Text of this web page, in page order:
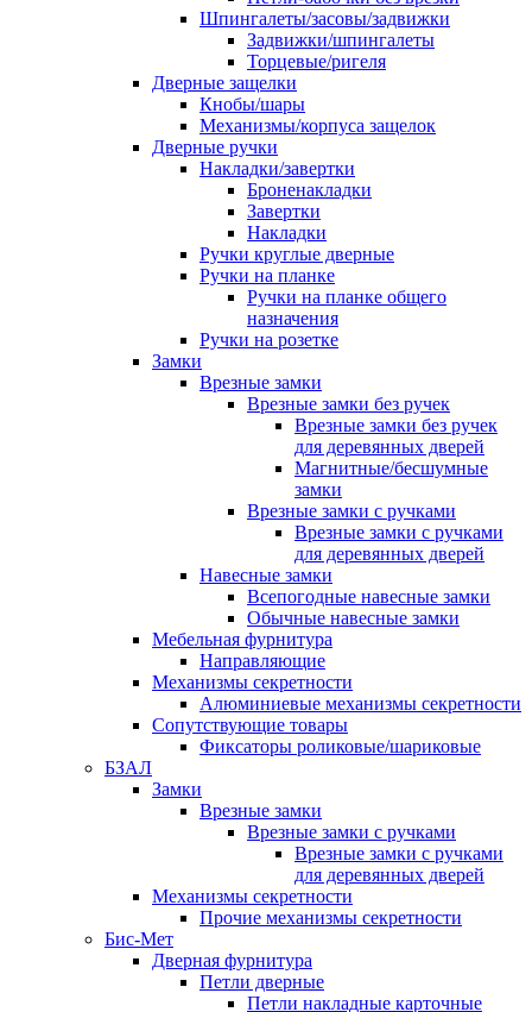
Шпингалеты/засовы/задвижки
Задвижки/шпингалеты
Торцевые/ригеля
Дверные защелки
Кнобы/шары
Механизмы/корпуса защелок
Дверные ручки
Накладки/завертки
Броненакладки
Завертки
Накладки
Ручки круглые дверные
Ручки на планке
Ручки на планке общего
назначения
Ручки на розетке
Замки
Врезные замки
Врезные замки без ручек
Врезные замки без ручек
для деревянных дверей
Магнитные/бесшумные
замки
Врезные замки с ручками
Врезные замки с ручками
для деревянных дверей
Навесные замки
Всепогодные навесные замки
Обычные навесные замки
Мебельная фурнитура
Направляющие
Механизмы секретности
Алюминиевые механизмы секретности
Сопутствующие товары
Фиксаторы роликовые/шариковые
БЗАЛ
Замки
Врезные замки
Врезные замки с ручками
Врезные замки с ручками
для деревянных дверей
Механизмы секретности
Прочие механизмы секретности
Бис-Мет
Дверная фурнитура
Петли дверные
Петли накладные карточные